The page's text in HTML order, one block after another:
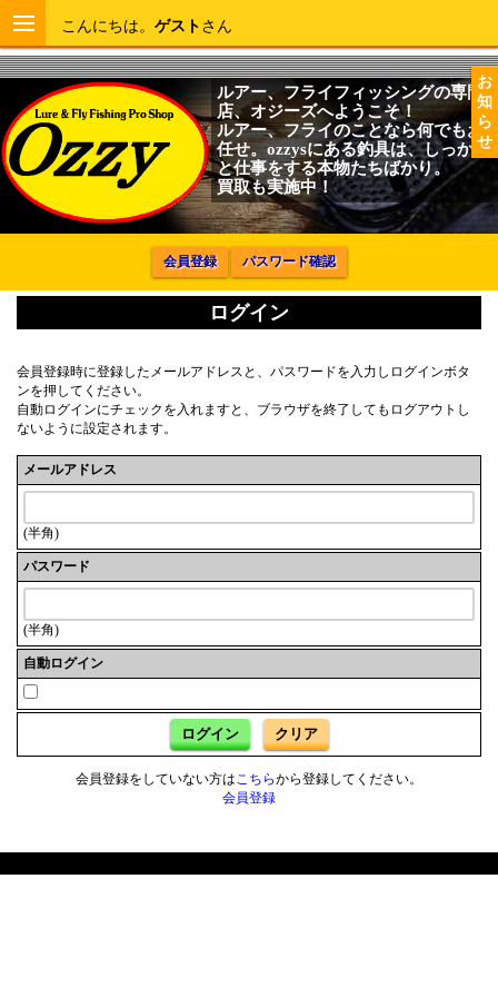
お
知
ら
せ
こんにちは。 ゲスト さん
ルアー、フライフィッシングの専門
店、オジーズへようこそ！
ルアー、フライのことなら何でもお
任せ。ozzysにある釣具は、しっかり
と仕事をする本物たちばかり。
買取も実施中！
会員登録 パスワード確認
ログイン
会員登録時に登録したメールアドレスと、パスワードを入力しログインボタ
ンを押してください。
自動ログインにチェックを入れますと、ブラウザを終了してもログアウトし
ないように設定されます。
メールアドレス
(半角)
パスワード
(半角)
自動ログイン
ログイン クリア
会員登録をしていない方はこちらから登録してください。
会員登録